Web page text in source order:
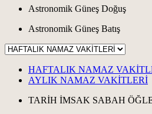
Astronomik Güneş Doğuş
Astronomik Güneş Batış
HAFTALIK NAMAZ
AYLIK NAMAZ VAKİTLERİ
TARİH İMSAK SABAH